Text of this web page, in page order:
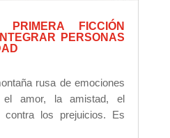
FICCIÓN
PERSONAS
rusa de emociones
el amor, la amistad, el
los prejuicios. Es